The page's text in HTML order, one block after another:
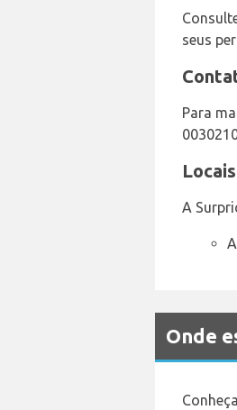
seus
Para
A
Onde